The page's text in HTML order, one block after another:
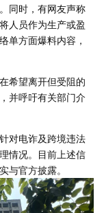
同时，有网友声称
人员作为生产或盈
单方面爆料内容，
希望离开但受阻的
并呼吁有关部门介
对电诈及跨境违法
情况。目前上述信
与官方披露。